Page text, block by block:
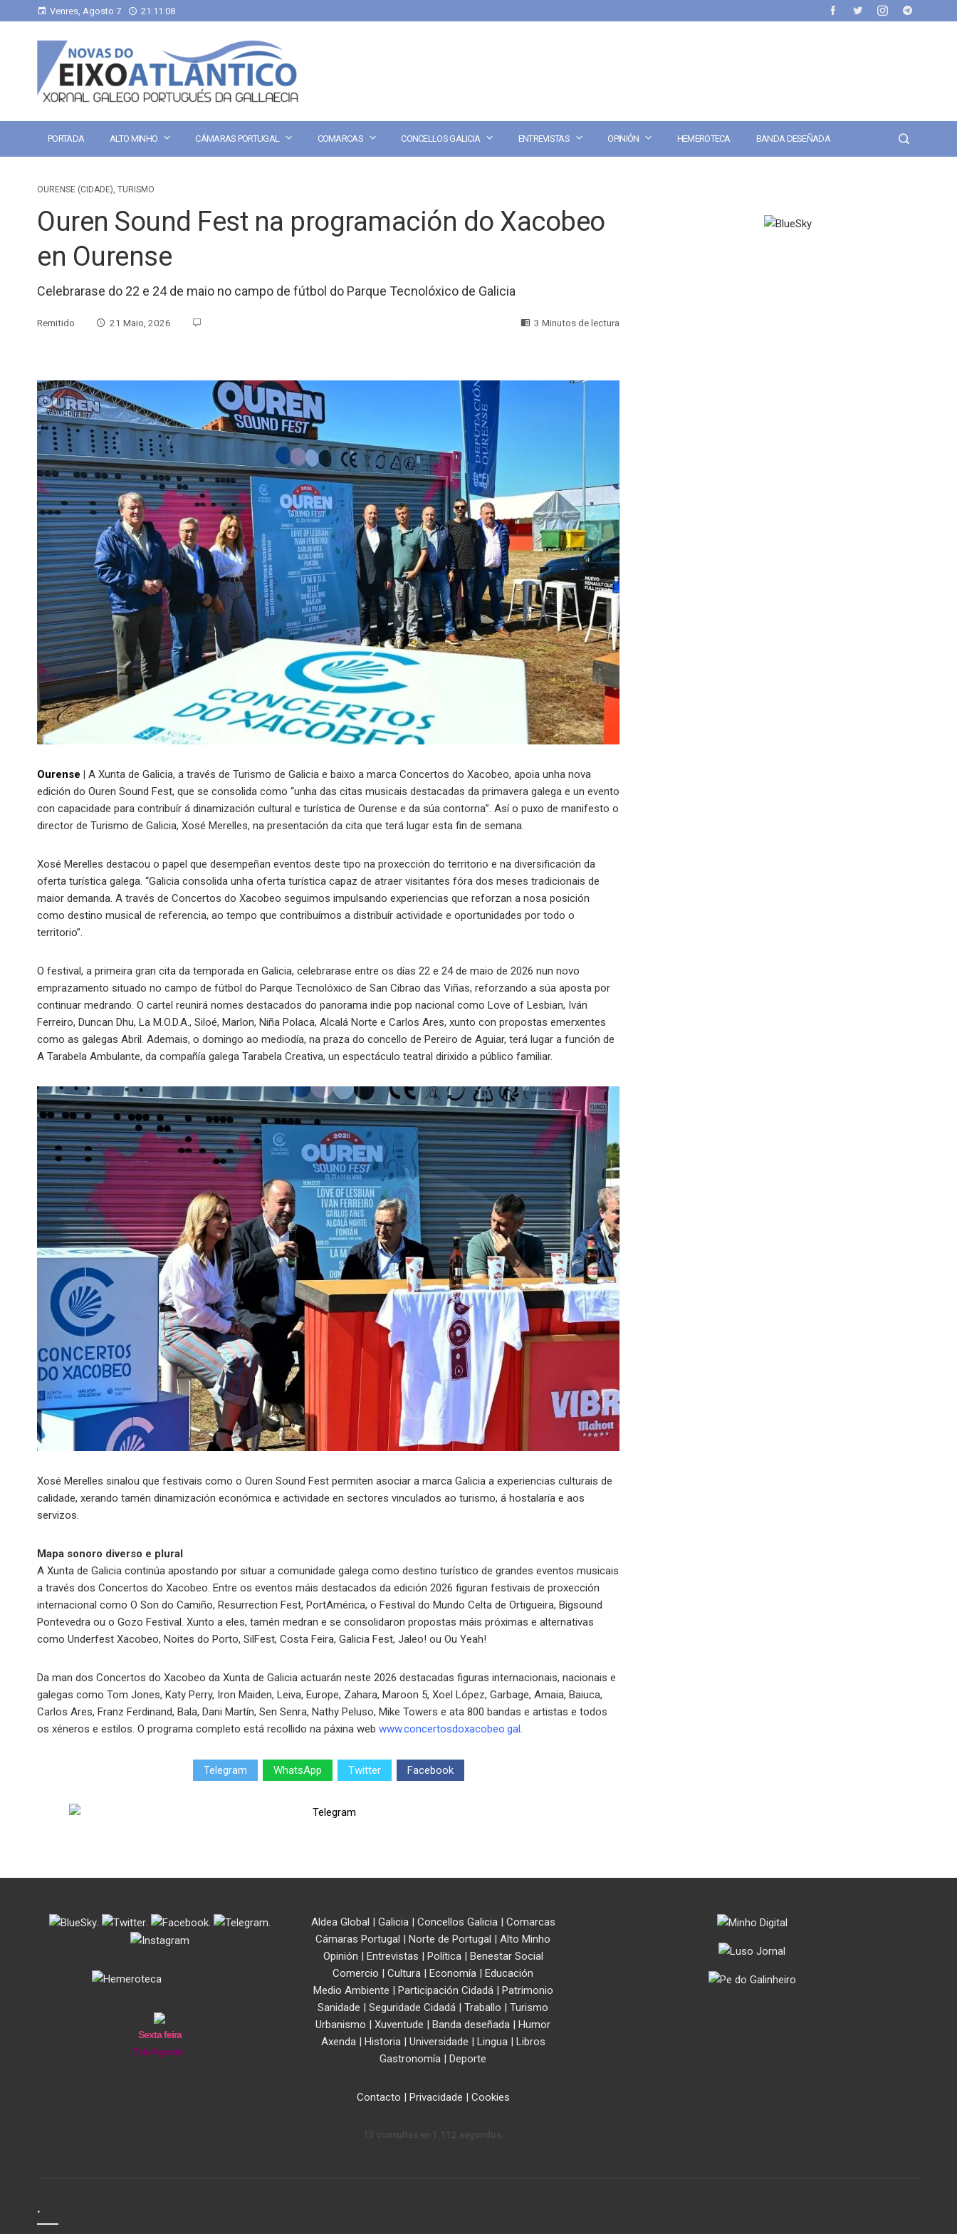
Venres, Agosto 7 21:11:09
PORTADA ALTO MINHO CÁMARAS PORTUGAL COMARCAS CONCELLOS GALICIA ENTREVISTAS OPINIÓN HEMEROTECA BANDA DESEÑADA
OURENSE (CIDADE), TURISMO
Ouren Sound Fest na programación do Xacobeo
en Ourense
Celebrarase do 22 e 24 de maio no campo de fútbol do Parque Tecnolóxico de Galicia
Remitido 21 Maio, 2026 3 Minutos de lectura
Ourense
A Xunta de Galicia, a través de Turismo de Galicia e baixo a marca Concertos do Xacobeo, apoia unha nova
edición do Ouren Sound Fest, que se consolida como “unha das citas musicais destacadas da primavera galega e un evento
con capacidade para contribuír á dinamización cultural e turística de Ourense e da súa contorna”. Así o puxo de manifesto o
director de Turismo de Galicia, Xosé Merelles, na presentación da cita que terá lugar esta fin de semana.
Xosé Merelles destacou o papel que desempeñan eventos deste tipo na proxección do territorio e na diversificación da
oferta turística galega. “Galicia consolida unha oferta turística capaz de atraer visitantes fóra dos meses tradicionais de
maior demanda. A través de Concertos do Xacobeo seguimos impulsando experiencias que reforzan a nosa posición
como destino musical de referencia, ao tempo que contribuímos a distribuír actividade e oportunidades por todo o
territorio”.
O festival, a primeira gran cita da temporada en Galicia, celebrarase entre os días 22 e 24 de maio de 2026 nun novo
emprazamento situado no campo de fútbol do Parque Tecnolóxico de San Cibrao das Viñas, reforzando a súa aposta por
continuar medrando. O cartel reunirá nomes destacados do panorama indie pop nacional como Love of Lesbian, Iván
Ferreiro, Duncan Dhu, La M.O.D.A., Siloé, Marlon, Niña Polaca, Alcalá Norte e Carlos Ares, xunto con propostas emerxentes
como as galegas Abril. Ademais, o domingo ao mediodía, na praza do concello de Pereiro de Aguiar, terá lugar a función de
A Tarabela Ambulante, da compañía galega Tarabela Creativa, un espectáculo teatral dirixido a público familiar.
Xosé Merelles sinalou que festivais como o Ouren Sound Fest permiten asociar a marca Galicia a experiencias culturais de
calidade, xerando tamén dinamización económica e actividade en sectores vinculados ao turismo, á hostalaría e aos
servizos.
Mapa sonoro diverso e plural
A Xunta de Galicia continúa apostando por situar a comunidade galega como destino turístico de grandes eventos musicais
a través dos Concertos do Xacobeo. Entre os eventos máis destacados da edición 2026 figuran festivais de proxección
internacional como O Son do Camiño, Resurrection Fest, PortAmérica, o Festival do Mundo Celta de Ortigueira, Bigsound
Pontevedra ou o Gozo Festival. Xunto a eles, tamén medran e se consolidaron propostas máis próximas e alternativas
como Underfest Xacobeo, Noites do Porto, SilFest, Costa Feira, Galicia Fest, Jaleo! ou Ou Yeah!
Da man dos Concertos do Xacobeo da Xunta de Galicia actuarán neste 2026 destacadas figuras internacionais, nacionais e
galegas como Tom Jones, Katy Perry, Iron Maiden, Leiva, Europe, Zahara, Maroon 5, Xoel López, Garbage, Amaia, Baiuca,
Carlos Ares, Franz Ferdinand, Bala, Dani Martín, Sen Senra, Nathy Peluso, Mike Towers e ata 800 bandas e artistas e todos
os xéneros e estilos. O programa completo está recollido na páxina web www.concertosdoxacobeo.gal.
Telegram WhatsApp Twitter Facebook
. . . .
Sexta feira
7 de Agosto
Aldea Global | Galicia| Concellos Galicia| Comarcas
Cámaras Portugal | Norte de Portugal | Alto Minho
Opinión | Entrevistas | Política| Benestar Social
Comercio | Cultura | Economía | Educación
Medio Ambiente | Participación Cidadá| Patrimonio
Sanidade | Seguridade Cidadá | Traballo | Turismo
Urbanismo | Xuventude | Banda deseñada | Humor
Axenda| Historia| Universidade | Lingua| Libros
Gastronomía | Deporte
Contacto | Privacidade | Cookies
13 consultas en 1,112 segundos.
.